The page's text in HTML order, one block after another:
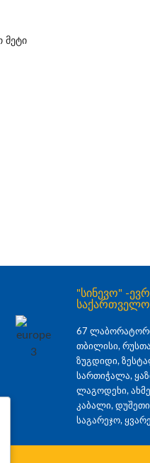
მეტი
"სინევო" -
67
თბილისი,
ზუგდიდი,
სართიჭალა,
ლაგოდეხი,
კაბალი,
საგარეჯო,